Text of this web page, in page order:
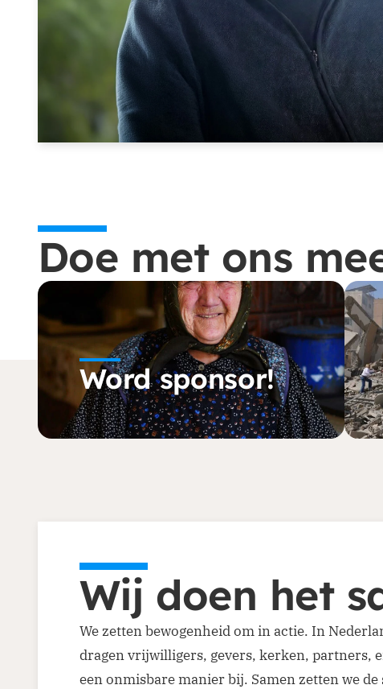
Doe met ons
Word sponsor!
Wij doen het
We zetten bewogenheid om in actie. In
dragen vrijwilligers, gevers, kerken, partners,
een onmisbare manier bij. Samen zetten we